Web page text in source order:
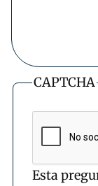
CAPTCHA
Esta